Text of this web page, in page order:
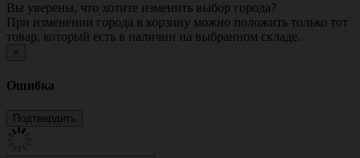
Вы уверены, что хотите изменить выбор города?
При изменении города в корзину можно положить только тот
товар, который есть в наличии на выбранном складе.
×
Ошибка